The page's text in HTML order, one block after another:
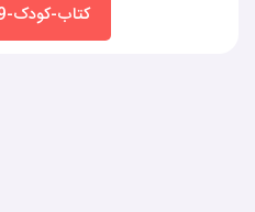
کتاب-کودک-9-تا-12-ساله